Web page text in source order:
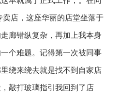
店，这座华丽的店堂坐落于
廊错纵复杂，再加上我本身
个难题。记得第一次被同事
绕来绕去就是找不到自家店
敲打玻璃指引我回到了店